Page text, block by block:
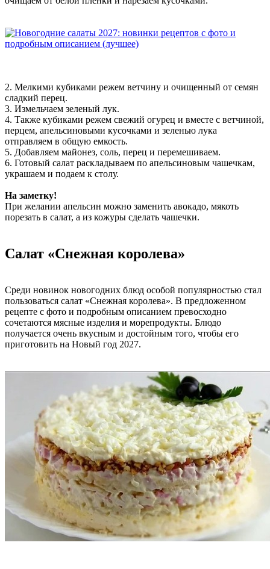
2. Мелкими кубиками режем ветчину и очищенный от семян
сладкий перец.
3. Измельчаем зеленый лук.
4. Также кубиками режем свежий огурец и вместе с ветчиной,
перцем, апельсиновыми кусочками и зеленью лука
отправляем в общую емкость.
5. Добавляем майонез, соль, перец и перемешиваем.
6. Готовый салат раскладываем по апельсиновым чашечкам,
украшаем и подаем к столу.
На заметку!
При желании апельсин можно заменить авокадо, мякоть
порезать в салат, а из кожуры сделать чашечки.
Салат «Снежная королева»
Среди новинок новогодних блюд особой популярностью стал
пользоваться салат «Снежная королева». В предложенном
рецепте с фото и подробным описанием превосходно
сочетаются мясные изделия и морепродукты. Блюдо
получается очень вкусным и достойным того, чтобы его
приготовить на Новый год 2027.